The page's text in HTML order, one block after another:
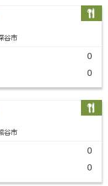
谷市
0
0
谷市
0
0